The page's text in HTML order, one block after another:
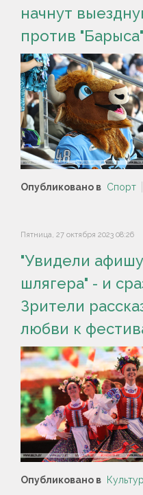
начнут
против "Барыса"
Опубликовано в Спорт
Пятница, 27 октября 2023 08:26
"Увидели
шлягера" - и
Зрители
любви к
Опубликовано в